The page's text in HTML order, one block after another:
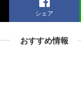
シェア
おすすめ情報